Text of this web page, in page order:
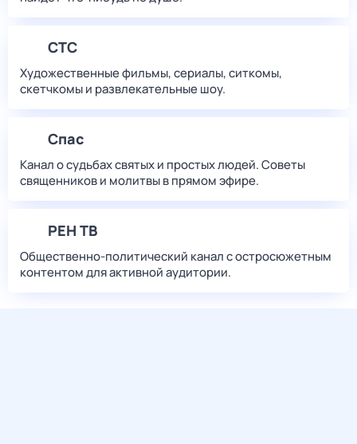
СТС
Художественные фильмы, сериалы, ситкомы,
скетчкомы и развлекательные шоу.
Спас
Канал о судьбах святых и простых людей. Советы
священников и молитвы в прямом эфире.
РЕН ТВ
Общественно-политический канал с остросюжетным
контентом для активной аудитории.